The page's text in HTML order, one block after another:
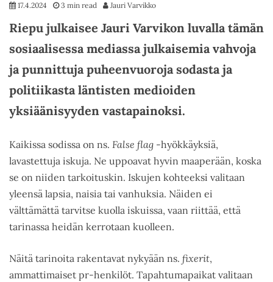
17.4.2024 3 min read Jauri Varvikko
Riepu julkaisee Jauri Varvikon luvalla tämän
sosiaalisessa mediassa julkaisemia vahvoja
ja punnittuja puheenvuoroja sodasta ja
politiikasta läntisten medioiden
yksiäänisyyden vastapainoksi.
Kaikissa sodissa on ns. False flag -hyökkäyksiä,
lavastettuja iskuja. Ne uppoavat hyvin maaperään, koska
se on niiden tarkoituskin. Iskujen kohteeksi valitaan
yleensä lapsia, naisia tai vanhuksia. Näiden ei
välttämättä tarvitse kuolla iskuissa, vaan riittää, että
tarinassa heidän kerrotaan kuolleen.
Näitä tarinoita rakentavat nykyään ns. fixerit,
ammattimaiset pr-henkilöt. Tapahtumapaikat valitaan